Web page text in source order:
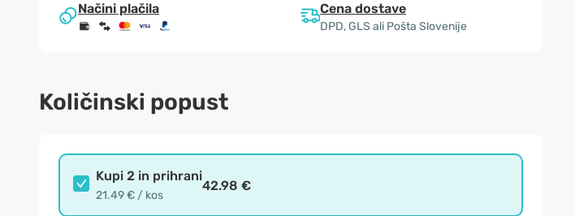
Načini plačila Cena dostave
DPD, GLS ali Pošta Slovenije
Količinski popust
Kupi 2 in prihrani
21.49 € / kos
42.98 €